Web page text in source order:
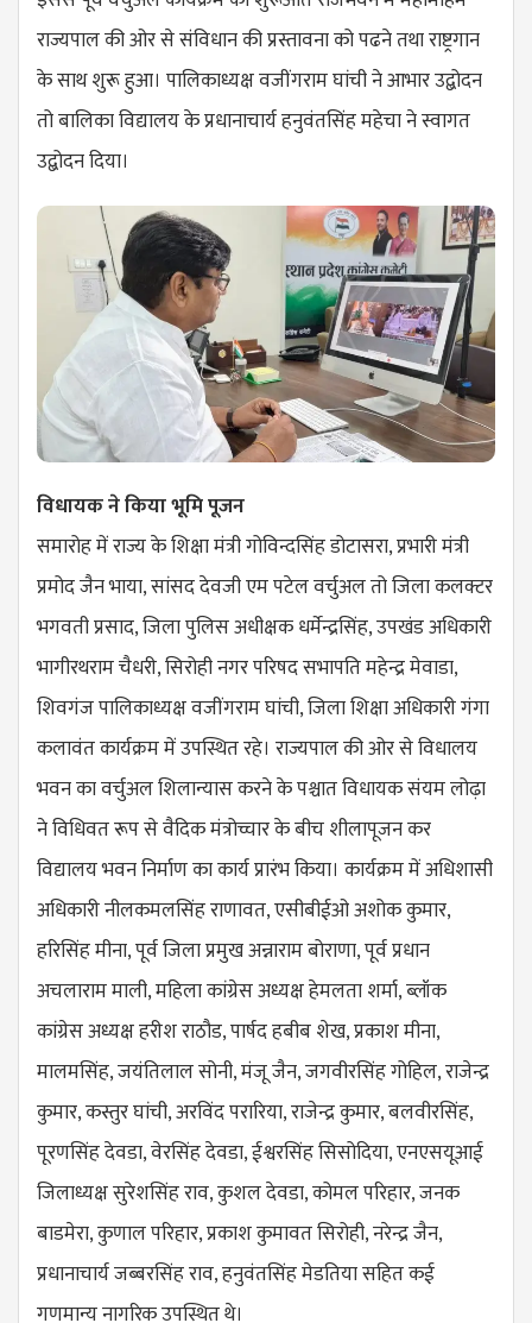
राज्यपाल की ओर से संविधान की प्रस्तावना को पढने तथा राष्ट्रगान
के साथ शुरू हुआ। पालिकाध्यक्ष वजींगराम घांची ने आभार उद्बोदन
तो बालिका विद्यालय के प्रधानाचार्य हनुवंतसिंह महेचा ने स्वागत
उद्बोदन दिया।
विधायक ने किया भूमि पूजन
समारोह में राज्य के शिक्षा मंत्री गोविन्दसिंह डोटासरा, प्रभारी मंत्री
प्रमोद जैन भाया, सांसद देवजी एम पटेल वर्चुअल तो जिला कलक्टर
भगवती प्रसाद, जिला पुलिस अधीक्षक धर्मेन्द्रसिंह, उपखंड अधिकारी
भागीरथराम चैधरी, सिरोही नगर परिषद सभापति महेन्द्र मेवाडा,
शिवगंज पालिकाध्यक्ष वजींगराम घांची, जिला शिक्षा अधिकारी गंगा
कलावंत कार्यक्रम में उपस्थित रहे। राज्यपाल की ओर से विधालय
भवन का वर्चुअल शिलान्यास करने के पश्चात विधायक संयम लोढ़ा
ने विधिवत रूप से वैदिक मंत्रोच्चार के बीच शीलापूजन कर
विद्यालय भवन निर्माण का कार्य प्रारंभ किया। कार्यक्रम में अधिशासी
अधिकारी नीलकमलसिंह राणावत, एसीबीईओ अशोक कुमार,
हरिसिंह मीना, पूर्व जिला प्रमुख अन्नाराम बोराणा, पूर्व प्रधान
अचलाराम माली, महिला कांग्रेस अध्यक्ष हेमलता शर्मा, ब्लॉक
कांग्रेस अध्यक्ष हरीश राठौड, पार्षद हबीब शेख, प्रकाश मीना,
मालमसिंह, जयंतिलाल सोनी, मंजू जैन, जगवीरसिंह गोहिल, राजेन्द्र
कुमार, कस्तुर घांची, अरविंद परारिया, राजेन्द्र कुमार, बलवीरसिंह,
पूरणसिंह देवडा, वेरसिंह देवडा, ईश्वरसिंह सिसोदिया, एनएसयूआई
जिलाध्यक्ष सुरेशसिंह राव, कुशल देवडा, कोमल परिहार, जनक
बाडमेरा, कुणाल परिहार, प्रकाश कुमावत सिरोही, नरेन्द्र जैन,
प्रधानाचार्य जब्बरसिंह राव, हनुवंतसिंह मेडतिया सहित कई
गणमान्य नागरिक उपस्थित थे।